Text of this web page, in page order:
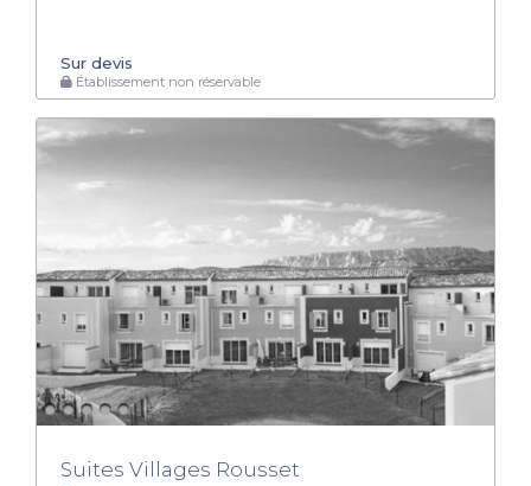
Sur devis
Établissement non réservable
Suites Villages Rousset